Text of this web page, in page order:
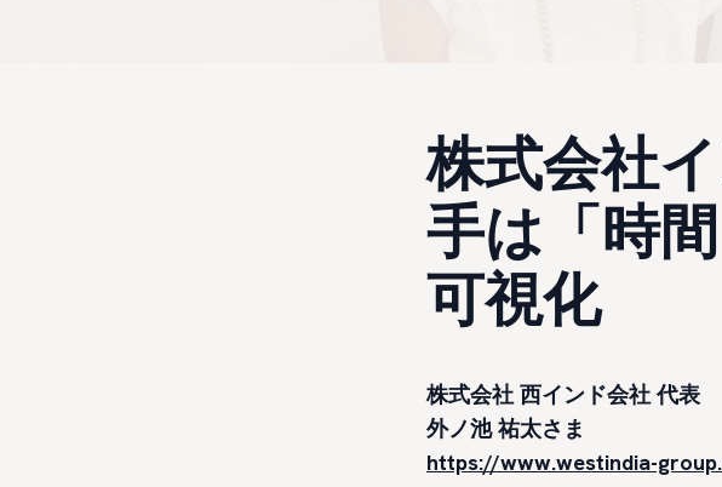
株式会社
手は「時
可視化
株式会社 西インド会社 代表
外ノ池 祐太さま
https://www.westindia-